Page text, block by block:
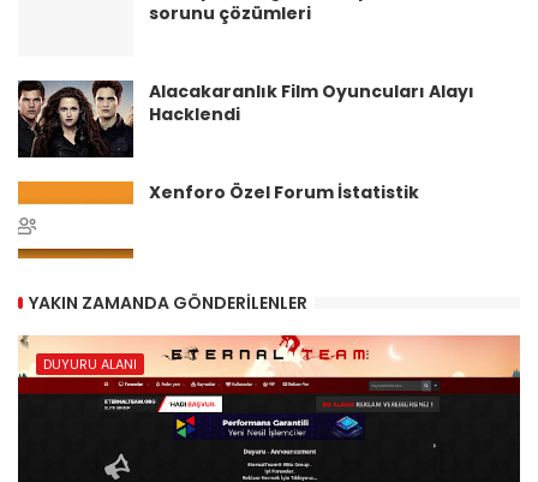
sorunu çözümleri
Alacakaranlık Film Oyuncuları Alayı
Hacklendi
Xenforo Özel Forum İstatistik
YAKIN ZAMANDA GÖNDERILENLER
DUYURU ALANI